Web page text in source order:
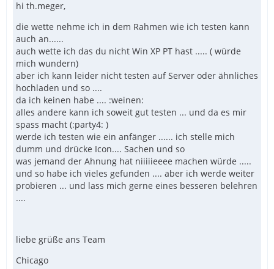
hi th.meger,
die wette nehme ich in dem Rahmen wie ich testen kann
auch an......
auch wette ich das du nicht Win XP PT hast ..... ( würde
mich wundern)
aber ich kann leider nicht testen auf Server oder ähnliches
hochladen und so ....
da ich keinen habe .... :weinen:
alles andere kann ich soweit gut testen ... und da es mir
spass macht (:party4: )
werde ich testen wie ein anfänger ...... ich stelle mich
dumm und drücke Icon.... Sachen und so
was jemand der Ahnung hat niiiiieeee machen würde .....
und so habe ich vieles gefunden .... aber ich werde weiter
probieren ... und lass mich gerne eines besseren belehren
....
liebe grüße ans Team
Chicago